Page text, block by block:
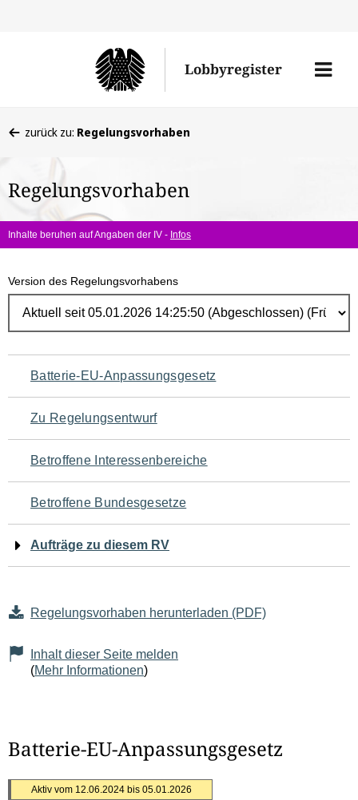
Lobbyregister
Menü
befinden
hier:
zurück zu: Regelungsvorhaben
Regelungsvorhaben
Inhalte beruhen auf Angaben der IV - Infos
Version des Regelungsvorhabens
Navigation
für
den
Seiteninhalt
Batterie-EU-Anpassungsgesetz
Zu Regelungsentwurf
Betroffene Interessenbereiche
Betroffene Bundesgesetze
Aufträge zu diesem RV
Regelungsvorhaben herunterladen (PDF)
Inhalt dieser Seite melden
(Mehr Informationen)
Batterie-EU-Anpassungsgesetz
Aktiv vom 12.06.2024 bis 05.01.2026